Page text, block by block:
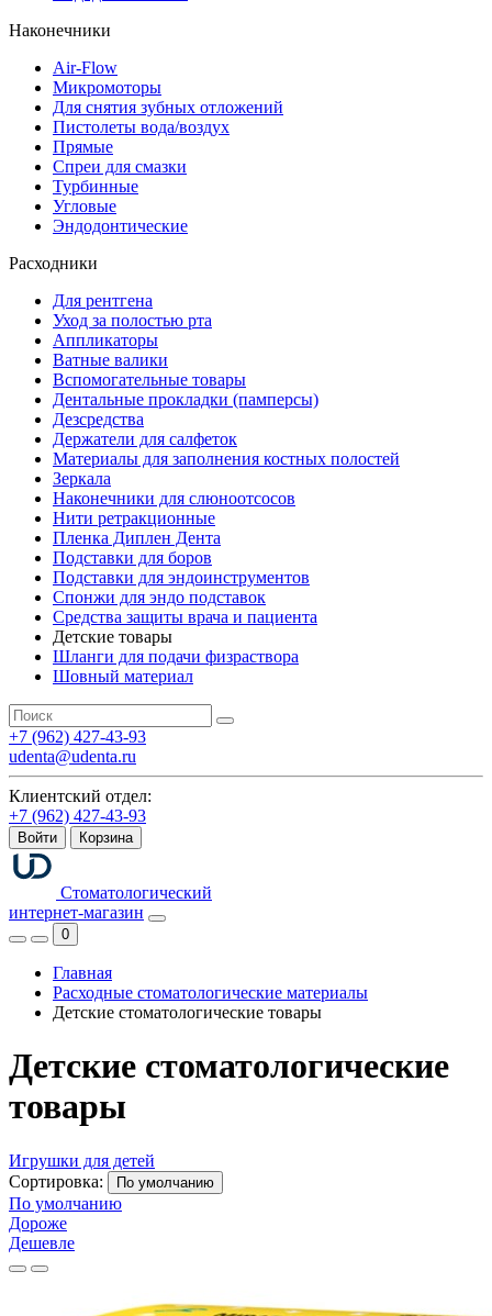
Наконечники
Air-Flow
Микромоторы
Для снятия зубных отложений
Пистолеты вода/воздух
Прямые
Спреи для смазки
Турбинные
Угловые
Эндодонтические
Расходники
Для рентгена
Уход за полостью рта
Аппликаторы
Ватные валики
Вспомогательные товары
Дентальные прокладки (памперсы)
Дезсредства
Держатели для салфеток
Материалы для заполнения костных полостей
Зеркала
Наконечники для слюноотсосов
Нити ретракционные
Пленка Диплен Дента
Подставки для боров
Подставки для эндоинструментов
Спонжи для эндо подставок
Средства защиты врача и пациента
Детские товары
Шланги для подачи физраствора
Шовный материал
+7 (962) 427-43-93
udenta@udenta.ru
Клиентский отдел:
+7 (962) 427-43-93
Войти Корзина
Стоматологический
интернет-магазин
0
Главная
Расходные стоматологические материалы
Детские стоматологические товары
Детские стоматологические
товары
Игрушки для детей
Сортировка:
По умолчанию
По умолчанию
Дороже
Дешевле